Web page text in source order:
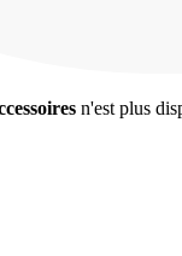
n'est plus